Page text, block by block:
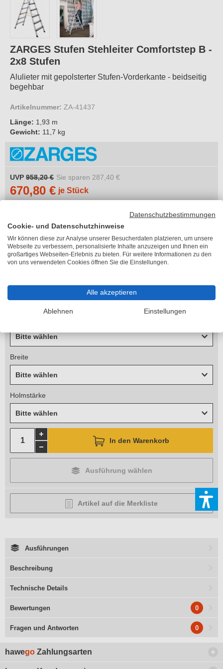
ZARGES Stufen Stehleiter Comfortstep B -
2x8 Stufen
Alulieter mit gepolsterter Stufen-Vorderkante - beidseitig
begehbar
Artikelnummer: ZA-41437
Länge: 1,93 m
Gewicht: 11,7 kg
UVP 958,20 € Sie sparen 287,40 €
670,80 € je Stück
Lieferzeit 6-10 Arbeitstage
Länge
Bitte wählen
Bitte wählen
Breite
Bitte wählen
Holmstärke
Bitte wählen
In den Warenkorb
Ausführung wählen
Artikel auf die Merkliste
Ausführungen
Beschreibung
Technische Details
Bewertungen 0
Fragen und Antworten 0
hawego Zahlungsarten
Datenschutzbestimmungen
Cookie- und Datenschutzhinweise
Wir können diese zur Analyse unserer Besucherdaten platzieren, um unsere
Webseite zu verbessern, personalisierte Inhalte anzuzeigen und Ihnen ein
großartiges Webseiten-Erlebnis zu bieten. Für weitere Informationen zu den
von uns verwendeten Cookies öffnen Sie die Einstellungen.
Alle akzeptieren
Ablehnen Einstellungen